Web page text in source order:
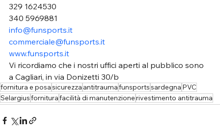
329 1624530
340 5969881
info@funsports.it
commerciale@funsports.it
www.funsports.it
Vi ricordiamo che i nostri uffici aperti al pubblico sono
a Cagliari, in via Donizetti 30/b
fornitura e posasicurezza antitraumafunsportssardegna PVC
Selargiusforniturafacilità di manutenzionerivestimento antitrauma